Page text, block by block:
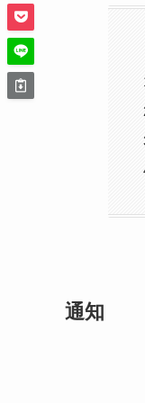
通知